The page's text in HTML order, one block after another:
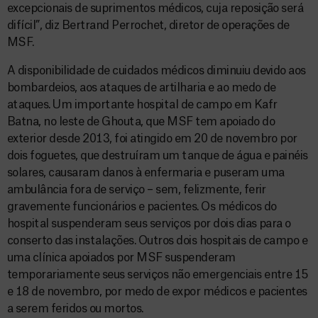
excepcionais de suprimentos médicos, cuja reposição será
difícil”, diz Bertrand Perrochet, diretor de operações de
MSF.
A disponibilidade de cuidados médicos diminuiu devido aos
bombardeios, aos ataques de artilharia e ao medo de
ataques. Um importante hospital de campo em Kafr
Batna, no leste de Ghouta, que MSF tem apoiado do
exterior desde 2013, foi atingido em 20 de novembro por
dois foguetes, que destruíram um tanque de água e painéis
solares, causaram danos à enfermaria e puseram uma
ambulância fora de serviço – sem, felizmente, ferir
gravemente funcionários e pacientes. Os médicos do
hospital suspenderam seus serviços por dois dias para o
conserto das instalações. Outros dois hospitais de campo e
uma clínica apoiados por MSF suspenderam
temporariamente seus serviços não emergenciais entre 15
e 18 de novembro, por medo de expor médicos e pacientes
a serem feridos ou mortos.